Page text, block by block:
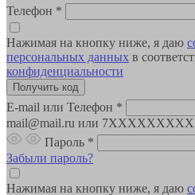
Телефон *
Нажимая на кнопку ниже, я даю
персональных данных в
конфиденциальности
E-mail или Телефон *
mail@mail.ru или
Пароль *
Забыли пароль?
Нажимая на кнопку ниже, я даю